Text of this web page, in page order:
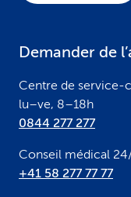
Demander de
Centre de service-
lu–ve, 8–18h
0844 277 277
Conseil médical
+41 58 277 77 77